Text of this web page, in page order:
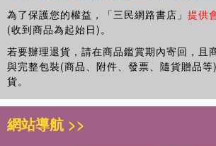
為了保護您的權益，「三民網路書店」 提供
(收到商品為起始日)。
若要辦理退貨，請在商品鑑賞期內寄回，且
與完整包裝(商品、附件、發票、隨貨贈品
貨。
網站導航 >>